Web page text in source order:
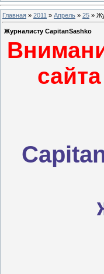
Главная » 2011 » Апрель » 25 »
Журналисту CapitanSashko